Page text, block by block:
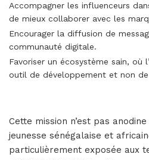
Accompagner les influenceurs
de mieux collaborer avec les
Encourager la diffusion de
communauté digitale.
Favoriser un écosystème sain, où
outil de développement et non
Cette mission n’est pas
jeunesse sénégalaise et
particulièrement exposée aux